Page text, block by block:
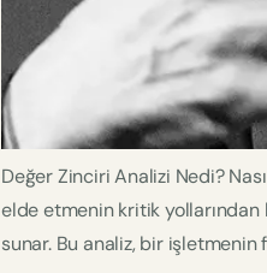
Değer Zinciri Analizi Nedi?
elde etmenin kritik yollarından
sunar. Bu analiz, bir